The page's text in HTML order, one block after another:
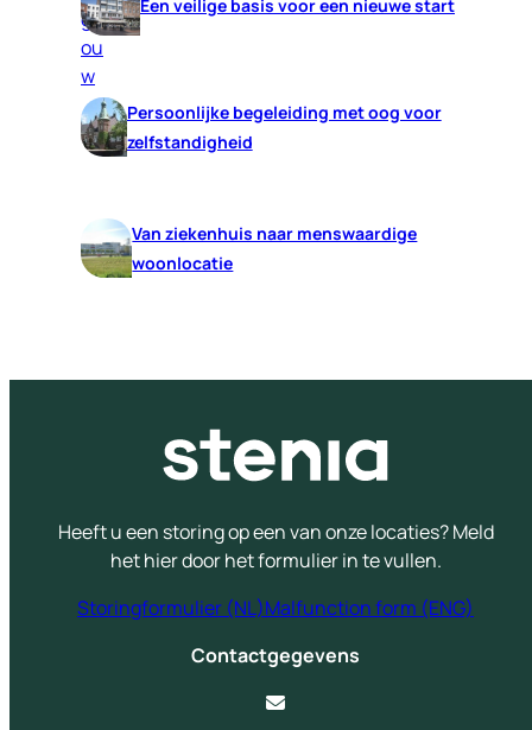
Een veilige basis voor een nieuwe start
Persoonlijke begeleiding met oog voor
zelfstandigheid
Van ziekenhuis naar menswaardige
woonlocatie
Heeft u een storing op een van onze locaties? Meld
het hier door het formulier in te vullen.
Storingformulier (NL)Malfunction form (ENG)
Contactgegevens